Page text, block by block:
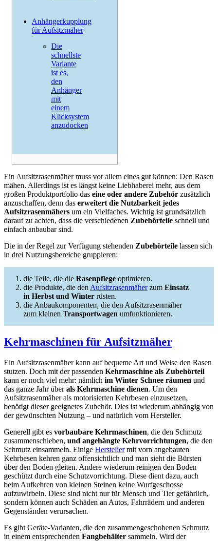
Anhängerkupplung
für Aufsitzmäher
Die
schnellste
Variante
ist es,
den
Anhänger
mit
einem
Klicksystem
anzudocken
Ein Aufsitzrasenmäher muss vor allem eines gut können: Den Rasen
mähen. Allerdings ist es längst keine Liebhaberei mehr, aus dem
großen Produktportfolio das eine oder andere Zubehör zusätzlich
anzuschaffen, denn das erweitert die Nutzbarkeit jedes
Aufsitzrasenmähers um ein Vielfaches. Wichtig ist grundsätzlich
darauf zu achten, dass die verschiedenen Zubehörteile schnell und
einfach anbaubar sind.
Die in der Regel zur Verfügung stehenden Zubehörteile lassen sich
in drei Nutzungsbereiche gruppieren:
die Teile, die die Rasenpflege optimieren.
die Produkte, die den Aufsitzrasenmäherzum Einsatz
in Herbst und Winter rüsten.
die Anbaukomponenten, die den Aufsitzrasenmäher
zum kleinen Transportwagen umfunktionieren.
Kehrmaschinen für Aufsitzmäher
Ein Aufsitzrasenmäher kann auf bequeme Art und Weise den Rasen
stutzen. Doch mit der passenden Kehrmaschine als Zubehörteil
kann er noch viel mehr: nämlich im Winter Schnee räumen und
das ganze Jahr überals Kehrmaschine dienen. Um den
Aufsitzrasenmäher als motorisierten Kehrbesen einzusetzen,
benötigt dieser geeignetes Zubehör. Dies ist wiederum abhängig von
der gewünschten Nutzung – und natürlich vom Hersteller.
Generell gibt es vorbaubare Kehrmaschinen, die den Schmutz
zusammenschieben, und angehängte Kehrvorrichtungen, die den
Schmutz einsammeln. Einige Herstellermit vorn angebauten
Kehrbesen kehren ganz offensichtlich und man sieht die Bürsten
über den Boden gleiten. Andere wiederum reinigen den Boden
geschützt durch eine Schutzvorrichtung. Diese dient dazu, auch
beim Aufkehren von kleinen Steinen keine Wurfgeschosse
aufzuwirbeln. Diese sind nicht nur für Mensch und Tier gefährlich,
sondern können auch Schäden an Autos, Fahrrädern und anderen
Gegenständen verursachen.
Es gibt Geräte-Varianten, die den zusammengeschobenen Schmutz
in einem entsprechenden Fangbehälter sammeln. Wird der